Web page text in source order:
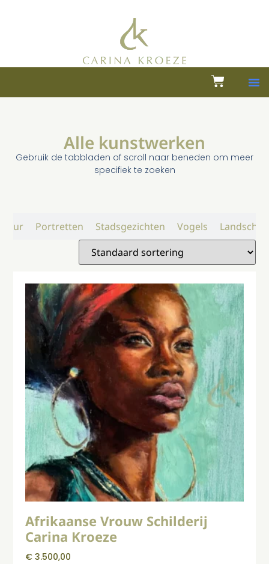
Alle kunstwerken
Gebruik de tabbladen of scroll naar beneden om meer
specifiek te zoeken
Portretten Stadsgezichten Vogels Landschap
Afrikaanse Vrouw Schilderij
Carina Kroeze
€ 3.500,00